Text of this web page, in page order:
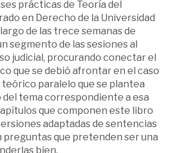
prácticas de Teoría del
en Derecho de la Universidad
de las trece semanas de
segmento de las sesiones al
judicial, procurando conectar el
que se debió afrontar en el caso
paralelo que se plantea
tema correspondiente a esa
que componen este libro
adaptadas de sentencias
preguntas que pretenden ser una
bien.